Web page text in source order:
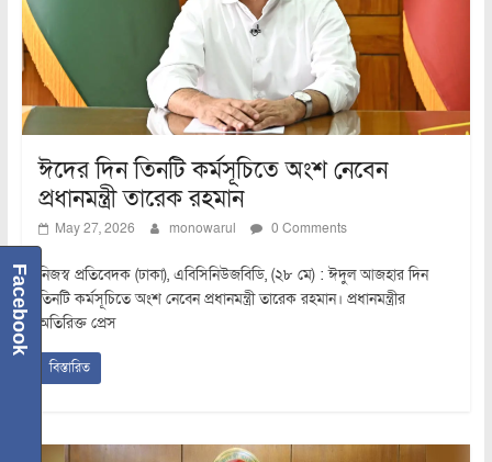
ঈদের দিন তিনটি কর্মসূচিতে অংশ নেবেন
প্রধানমন্ত্রী তারেক রহমান
May 27, 2026 monowarul 0 Comments
নিজস্ব প্রতিবেদক (ঢাকা), এবিসিনিউজবিডি, (২৮ মে) : ঈদুল আজহার দিন
তিনটি কর্মসূচিতে অংশ নেবেন প্রধানমন্ত্রী তারেক রহমান। প্রধানমন্ত্রীর
অতিরিক্ত প্রেস
বিস্তারিত
Facebook